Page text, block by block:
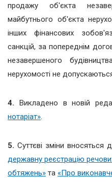
продажу об'єкта
майбутнього об'єкта
інших фінансових
санкцій, за попереднім
незавершеного
нерухомості не
4. Викладено в новій
нотаріат».
5. Суттєві зміни вносяться
державну реєстрацію
обтяжень» та «Про